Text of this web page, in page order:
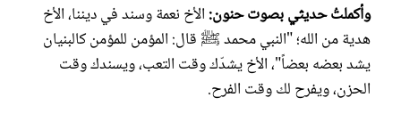
وأكملتُ حديثي بصوت حنون:الأخ نعمة وسند في ديننا، الأخ
هدية من الله؛ "النبي محمد ﷺ قال: المؤمن للمؤمن كالبنيان
يشد بعضه بعضاً"، الأخ يشدّك وقت التعب، ويسندك وقت
الحزن، ويفرح لك وقت الفرح.